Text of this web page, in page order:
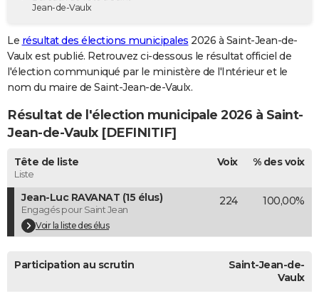
Destinations
City break
Voyage nature
Voyage de noces
Forum
GUIDES D'ACHAT
BONS PLANS
Carte de Noël
Carte Bonne année
Carte Saint-Valentin
Carte Pâques
Carte d'anniversaire
DICTIONNAIRE
Dictionnaire
Biographies
Citations
Expressions
Proverbes
PROGRAMME TV
COPAINS D'AVANT
S'inscrire
Se connecter
Lycées
Collèges
Primaires
Universités
Entreprises
Service militaire
Avis de recherche
AVIS DE DÉCÈS
Bricolage
Television
Jean-de-Vaulx
Le résultat des élections municipales 2026 à Saint-Jean-de-
Vaulx est publié. Retrouvez ci-dessous le résultat officiel de
l'élection communiqué par le ministère de l'Intérieur et le
nom du maire de Saint-Jean-de-Vaulx.
Résultat de l'élection municipale 2026 à Saint-
Jean-de-Vaulx [DEFINITIF]
Tête de liste
Liste
Voix % des voix
Jean-Luc RAVANAT (15 élus)
Engagés pour Saint Jean
Voir la liste des élus
224 100,00%
Participation au scrutin
Saint-Jean-de-
Vaulx